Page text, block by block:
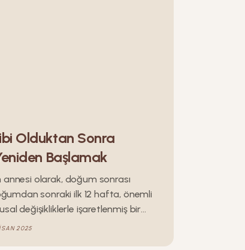
Olduktan Sonra
Başlamak
annesi olarak, doğum sonrası
sonraki ilk 12 hafta, önemli
değişikliklerle işaretlenmiş bir
süre zarfında, vücudunuz
2025